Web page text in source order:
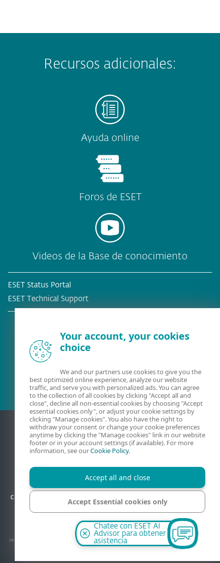
Recursos adicionales:
Ayuda online
Foros de ESET
Videos de la Base de conocimiento
ESET Status Portal
ESET Technical Support
Código de ética Política de la Calidad
Información legal
© 1992–2026 ESET, spol. s r.o. - Todos los derechos reservados. Las marcas
comerciales aquí mencionadas son marcas comerciales o marcas comerciales
registradas de ESET, spol. s r.o. o ESET Estados Unidos. Los demás nombres o marcas
comerciales son marcas comerciales registradas de sus respectivas empresas.
Chatee con ESET AI
Advisor para obtener
asistencia
Your account, your cookies
choice
We and our partners use cookies to give you the
best optimized online experience, analyze our website
traffic, and serve you with personalized ads. You can agree
to the collection of all cookies by clicking "Accept all and
close", decline all non-essential cookies by choosing "Accept
essential cookies only", or adjust your cookie settings by
clicking "Manage cookies". You also have the right to
withdraw your consent or change your cookie preferences
anytime by clicking the "Manage cookies" link in our website
footer or in your account settings (if available). For more
information, see ourCookie Policy.
Accept all and close
Accept Essential cookies only
Manage cookies